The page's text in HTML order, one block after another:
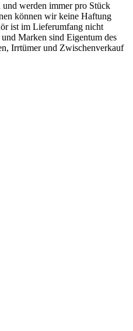
werden immer pro Stück
können wir keine Haftung
ist im Lieferumfang nicht
Marken sind Eigentum des
Irrtümer und Zwischenverkauf